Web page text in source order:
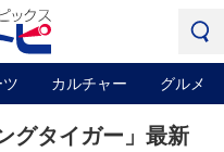
カルチャー グルメ
グタイガー」最新